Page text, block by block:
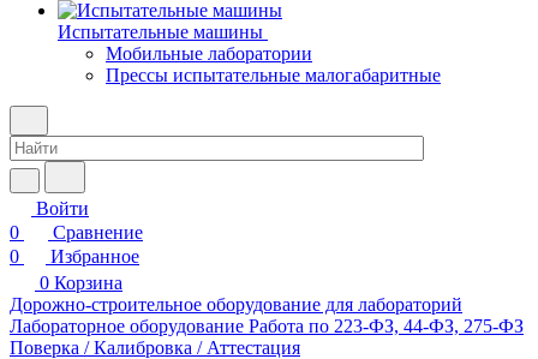
Испытательные машины
Мобильные лаборатории
Прессы испытательные малогабаритные
Войти
0
Сравнение
0
Избранное
0 Корзина
Дорожно-строительное оборудование для лабораторий
Лабораторное оборудование Работа по 223-ФЗ, 44-ФЗ, 275-ФЗ
Поверка / Калибровка / Аттестация